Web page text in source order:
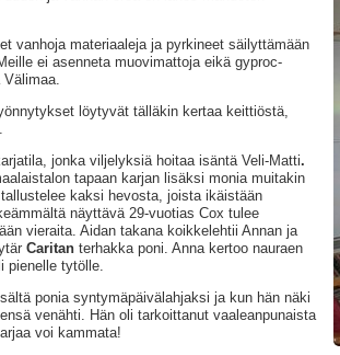
vanhoja materiaaleja ja pyrkineet säilyttämään
ei asenneta muovimattoja eikä gyproc-
Välimaa.
löytyvät tälläkin kertaa keittiöstä,
jonka viljelyksiä hoitaa isäntä Veli-Matti.
tapaan karjan lisäksi monia muitakin
kaksi hevosta, joista ikäistään
näyttävä 29-vuotias Cox tulee
vieraita. Aidan takana koikkelehtii Annan ja
Caritanterhakka poni. Anna kertoo nauraen
pienelle tytölle.
ponia syntymäpäivälahjaksi ja kun hän näki
venähti. Hän oli tarkoittanut vaaleanpunaista
voi kammata!